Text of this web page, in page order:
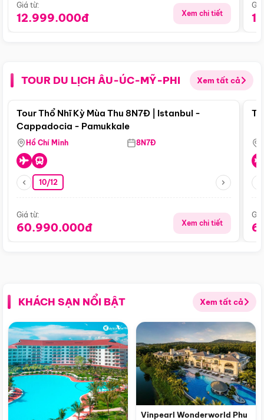
Giá từ:
12.999.000đ Xem chi tiết
TOUR DU LỊCH ÂU-ÚC-MỸ-PHI Xem tất cả
Điểm nổi bật
Tour Thổ Nhĩ Kỳ Mùa Thu 8N7Đ | Istanbul -
Cappadocia - Pamukkale
Hồ Chí Minh 8N7Đ
10/12
Giá từ:
60.990.000đ Xem chi tiết
KHÁCH SẠN NỔI BẬT Xem tất cả
Vinpearl Wonderworld Phu